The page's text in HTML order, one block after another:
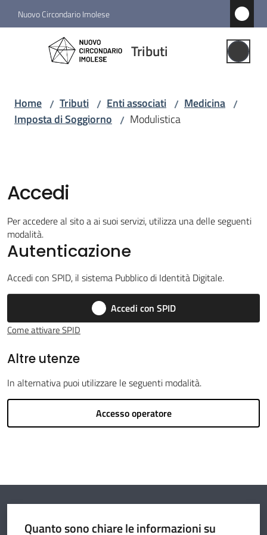
Vai al contenuto
Vai alla navigazione
Vai al footer
Nuovo Circondario Imolese
Tributi
Tributi
Gestione
Notizie
Menu selezionato
Struttura
e
funzioni
Amministrazione
Circondario
Home / Tributi / Enti associati / Medicina /
Imposta di Soggiorno / Modulistica
Accedi
Per accedere al sito a ai suoi servizi, utilizza una delle seguenti
modalità.
Autenticazione
Accedi con SPID, il sistema Pubblico di Identità Digitale.
Accedi con SPID
Come attivare SPID
Altre utenze
In alternativa puoi utilizzare le seguenti modalità.
Accesso operatore
Quanto sono chiare le informazioni su